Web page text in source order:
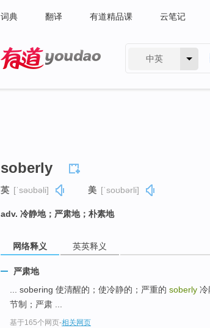
词典 翻译 有道精品课 云笔记
中英
soberly
英 [ˈsəʊbəli] 美 [ˈsoʊbərli]
adv. 冷静地；严肃地；朴素地
网络释义 英英释义
严肃地
... sobering 使清醒的；使冷静的；严重的 soberly 冷
节制；严肃 ...
基于165个网页-相关网页